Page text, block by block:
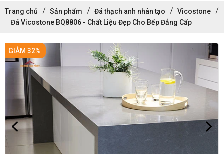
Trang chủ Sản phẩm Đá thạch anh nhân tạo
Vicostone
Đá Vicostone BQ8806 - Chất Liệu Đẹp Cho Bếp Đẳng Cấp
GIẢM 32%